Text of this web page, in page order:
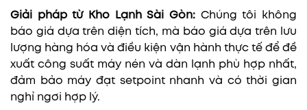
Giải pháp từ Kho Lạnh Sài Gòn: Chúng tôi không
báo giá dựa trên diện tích, mà báo giá dựa trên lưu
lượng hàng hóa và điều kiện vận hành thực tế để đề
xuất công suất máy nén và dàn lạnh phù hợp nhất,
đảm bảo máy đạt setpoint nhanh và có thời gian
nghỉ ngơi hợp lý.